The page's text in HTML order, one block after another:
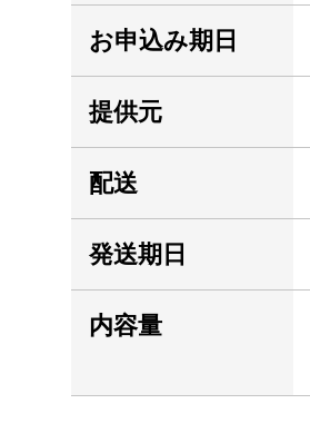
お申込み期日
提供元
配送
発送期日
内容量